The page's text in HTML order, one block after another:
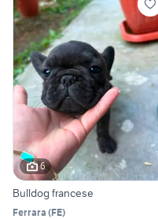
6
Bulldog francese
Ferrara (FE)